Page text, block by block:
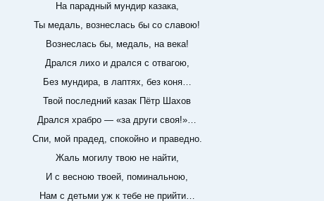
На парадный мундир казака,
Ты медаль, вознеслась бы со славою!
Вознеслась бы, медаль, на века!
Дрался лихо и дрался с отвагою,
Без мундира, в лаптях, без коня…
Твой последний казак Пётр Шахов
Дрался храбро — «за други своя!»…
Спи, мой прадед, спокойно и праведно.
Жаль могилу твою не найти,
И с весною твоей, поминальною,
Нам с детьми уж к тебе не прийти…